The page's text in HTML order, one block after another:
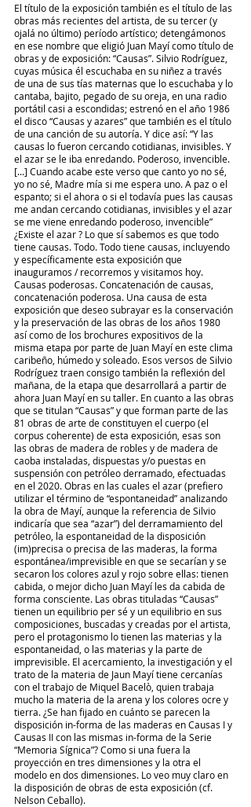
El título de la exposición también es el título de las
obras más recientes del artista, de su tercer (y
ojalá no último) período artístico; detengámonos
en ese nombre que eligió Juan Mayí como título de
obras y de exposición: “Causas”. Silvio Rodríguez,
cuyas música él escuchaba en su niñez a través
de una de sus tías maternas que lo escuchaba y lo
cantaba, bajito, pegado de su oreja, en una radio
portátil casi a escondidas; estrenó en el año 1986
el disco “Causas y azares” que también es el título
de una canción de su autoría. Y dice así: “Y las
causas lo fueron cercando cotidianas, invisibles. Y
el azar se le iba enredando. Poderoso, invencible.
[...] Cuando acabe este verso que canto yo no sé,
yo no sé, Madre mía si me espera uno. A paz o el
espanto; si el ahora o si el todavía pues las causas
me andan cercando cotidianas, invisibles y el azar
se me viene enredando poderoso, invencible”
¿Existe el azar ? Lo que sí sabemos es que todo
tiene causas. Todo. Todo tiene causas, incluyendo
y específicamente esta exposición que
inauguramos / recorremos y visitamos hoy.
Causas poderosas. Concatenación de causas,
concatenación poderosa. Una causa de esta
exposición que deseo subrayar es la conservación
y la preservación de las obras de los años 1980
así como de los brochures expositivos de la
misma etapa por parte de Juan Mayí en este clima
caribeño, húmedo y soleado. Esos versos de Silvio
Rodríguez traen consigo también la reflexión del
mañana, de la etapa que desarrollará a partir de
ahora Juan Mayí en su taller. En cuanto a las obras
que se titulan “Causas” y que forman parte de las
81 obras de arte de constituyen el cuerpo (el
corpus coherente) de esta exposición, esas son
las obras de madera de robles y de madera de
caoba instaladas, dispuestas y/o puestas en
suspensión con petróleo derramado, efectuadas
en el 2020. Obras en las cuales el azar (prefiero
utilizar el término de “espontaneidad” analizando
la obra de Mayí, aunque la referencia de Silvio
indicaría que sea “azar”) del derramamiento del
petróleo, la espontaneidad de la disposición
(im)precisa o precisa de las maderas, la forma
espontánea/imprevisible en que se secarían y se
secaron los colores azul y rojo sobre ellas: tienen
cabida, o mejor dicho Juan Mayí les da cabida de
forma consciente. Las obras tituladas “Causas”
tienen un equilibrio per sé y un equilibrio en sus
composiciones, buscadas y creadas por el artista,
pero el protagonismo lo tienen las materias y la
espontaneidad, o las materias y la parte de
imprevisible. El acercamiento, la investigación y el
trato de la materia de Jaun Mayí tiene cercanías
con el trabajo de Miquel Bacelò, quien trabaja
mucho la materia de la arena y los colores ocre y
tierra. ¿Se han fijado en cuánto se parecen la
disposición in-forma de las maderas en Causas I y
Causas II con las mismas in-forma de la Serie
“Memoria Sígnica”? Como si una fuera la
proyección en tres dimensiones y la otra el
modelo en dos dimensiones. Lo veo muy claro en
la disposición de obras de esta exposición (cf.
Nelson Ceballo).